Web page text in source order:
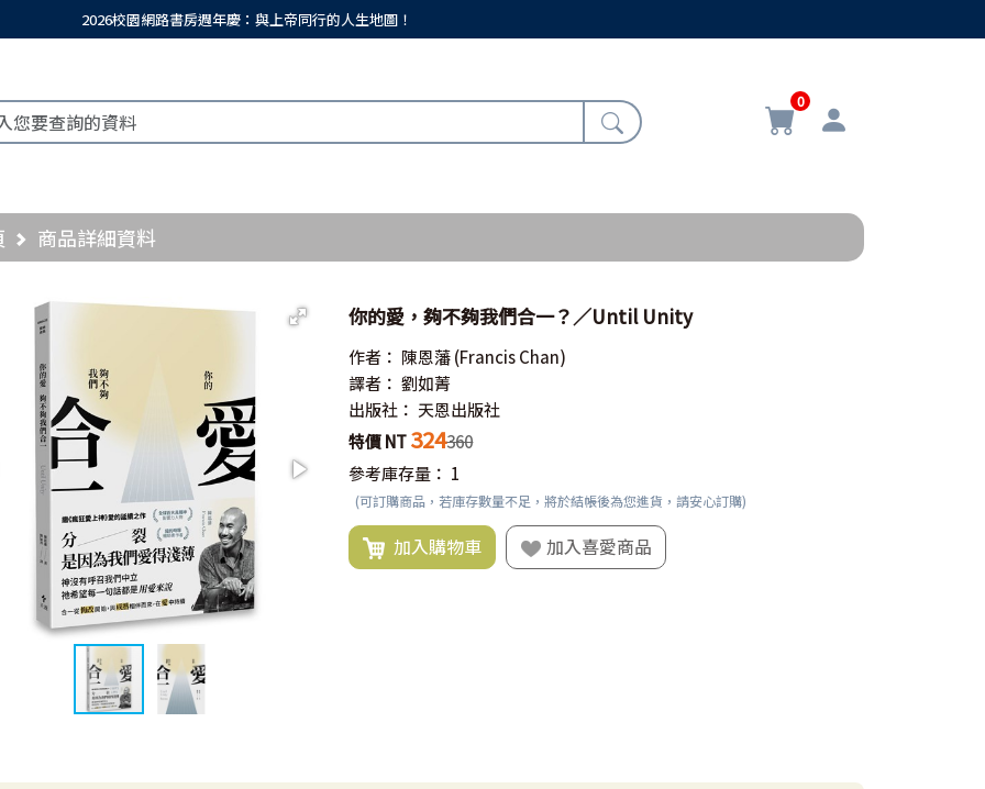
2026校園網路書房週年慶：與上帝同行的人生地圖！
0
商品詳細資料
你的愛，夠不夠我們合一？／Until Unity
作者： 陳恩藩(Francis Chan)
譯者： 劉如菁
出版社： 天恩出版社
特價 NT324360
參考庫存量： 1
(可訂購商品，若庫存數量不足，將於結帳後為您進貨，請安心訂購)
加入購物車 加入喜愛商品